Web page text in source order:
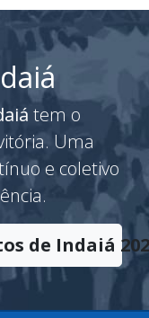
tem o
Uma
e coletivo
de Indaiá